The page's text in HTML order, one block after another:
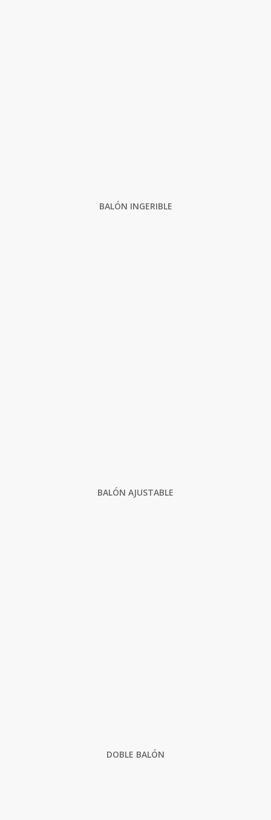
BALÓN INGERIBLE
BALÓN AJUSTABLE
DOBLE BALÓN